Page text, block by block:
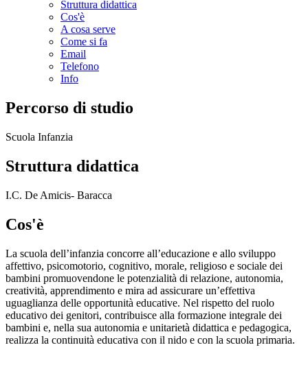
Struttura didattica
Cos'è
A cosa serve
Come si fa
Email
Telefono
Info
Percorso di studio
Scuola Infanzia
Struttura didattica
I.C. De Amicis- Baracca
Cos'è
La scuola dell’infanzia concorre all’educazione e allo sviluppo
affettivo, psicomotorio, cognitivo, morale, religioso e sociale dei
bambini promuovendone le potenzialità di relazione, autonomia,
creatività, apprendimento e mira ad assicurare un’effettiva
uguaglianza delle opportunità educative. Nel rispetto del ruolo
educativo dei genitori, contribuisce alla formazione integrale dei
bambini e, nella sua autonomia e unitarietà didattica e pedagogica,
realizza la continuità educativa con il nido e con la scuola primaria.